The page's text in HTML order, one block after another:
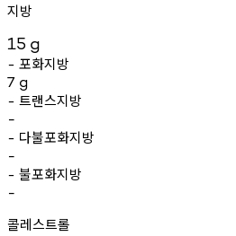
지방
15 g
- 포화지방
7 g
- 트랜스지방
-
- 다불포화지방
-
- 불포화지방
-
콜레스트롤